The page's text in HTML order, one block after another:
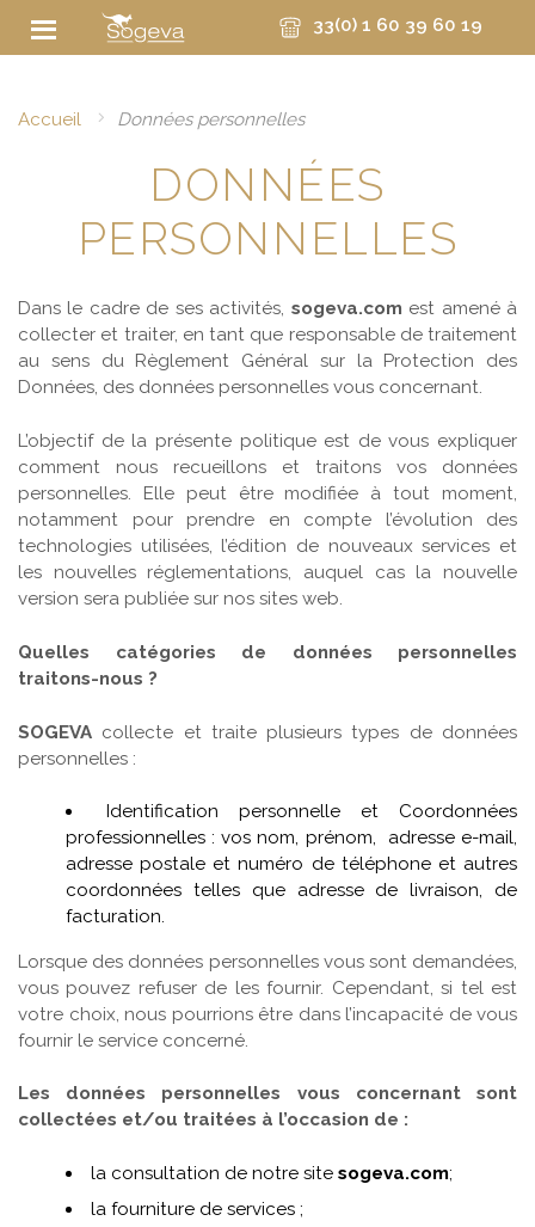
33(0) 1 60 39 60 19
Accueil Données personnelles
DONNÉES
PERSONNELLES
Dans le cadre de ses activités, sogeva.com est amené à
collecter et traiter, en tant que responsable de traitement
au sens du Règlement Général sur la Protection des
Données, des données personnelles vous concernant.
L’objectif de la présente politique est de vous expliquer
comment nous recueillons et traitons vos données
personnelles. Elle peut être modifiée à tout moment,
notamment pour prendre en compte l’évolution des
technologies utilisées, l’édition de nouveaux services et
les nouvelles réglementations, auquel cas la nouvelle
version sera publiée sur nos sites web.
Quelles catégories de données personnelles
traitons-nous ?
SOGEVA collecte et traite plusieurs types de données
personnelles :
Identification personnelle et Coordonnées
professionnelles : vos nom, prénom, adresse e-mail,
adresse postale et numéro de téléphone et autres
coordonnées telles que adresse de livraison, de
facturation.
Lorsque des données personnelles vous sont demandées,
vous pouvez refuser de les fournir. Cependant, si tel est
votre choix, nous pourrions être dans l’incapacité de vous
fournir le service concerné.
Les données personnelles vous concernant sont
collectées et/ou traitées à l’occasion de :
la consultation de notre sitesogeva.com;
la fourniture de services ;